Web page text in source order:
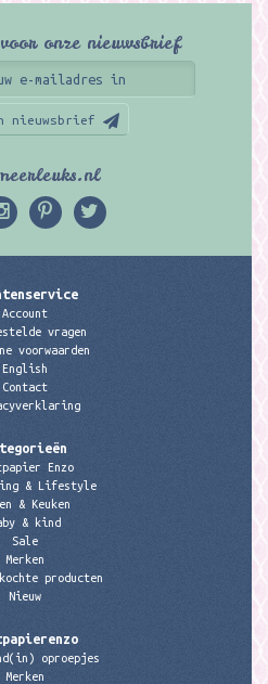
onze nieuwsbrief
nieuwsbrief
Account
vragen
voorwaarden
English
Contact
Enzo
& Lifestyle
& Keuken
& kind
Sale
Merken
producten
Nieuw
oproepjes
Merken